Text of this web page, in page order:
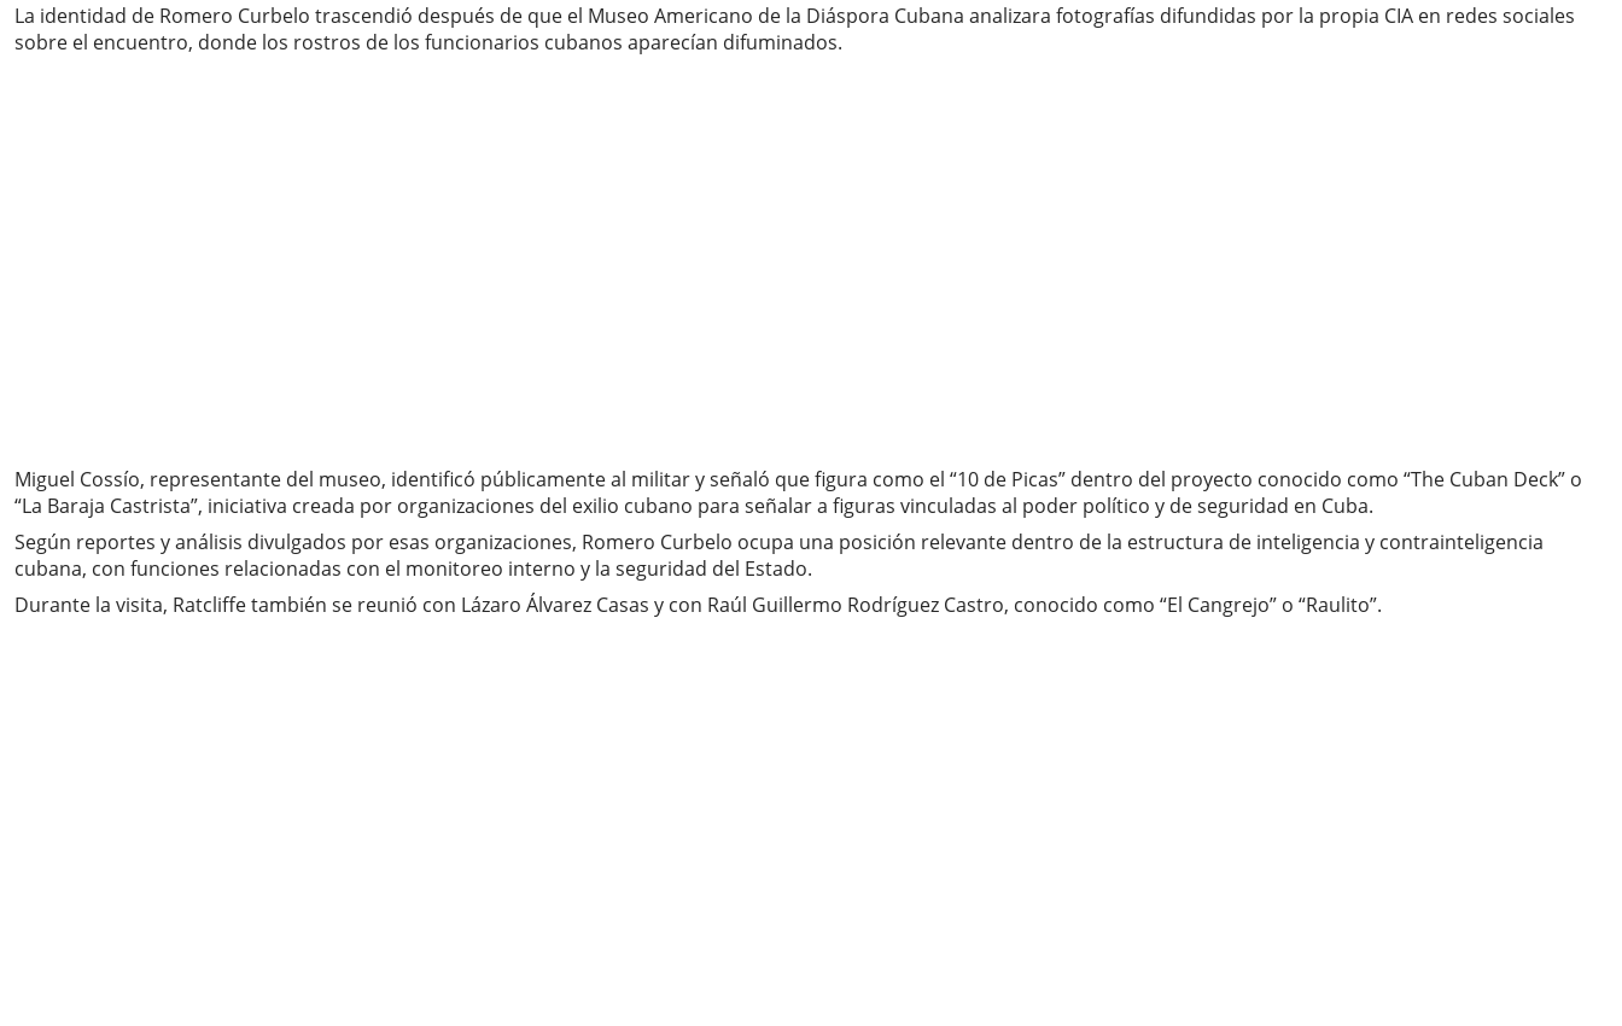
La identidad de Romero Curbelo trascendió después de que el Museo Americano de la Diáspora Cubana analizara fotografías difundidas por la propia CIA en redes sociales
sobre el encuentro, donde los rostros de los funcionarios cubanos aparecían difuminados.
Miguel Cossío, representante del museo, identificó públicamente al militar y señaló que figura como el “10 de Picas” dentro del proyecto conocido como “The Cuban Deck” o
“La Baraja Castrista”, iniciativa creada por organizaciones del exilio cubano para señalar a figuras vinculadas al poder político y de seguridad en Cuba.
Según reportes y análisis divulgados por esas organizaciones, Romero Curbelo ocupa una posición relevante dentro de la estructura de inteligencia y contrainteligencia
cubana, con funciones relacionadas con el monitoreo interno y la seguridad del Estado.
Durante la visita, Ratcliffe también se reunió con Lázaro Álvarez Casas y con Raúl Guillermo Rodríguez Castro, conocido como “El Cangrejo” o “Raulito”.